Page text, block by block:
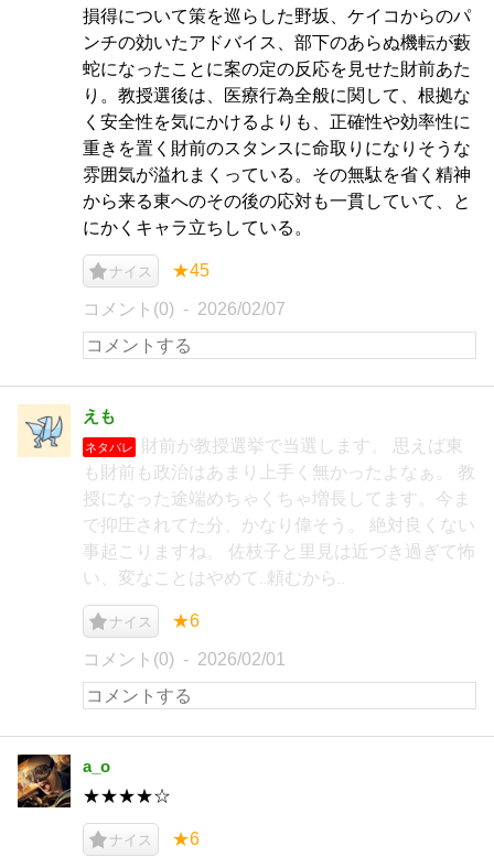
損得について策を巡らした野坂、ケイコからのパ
ンチの効いたアドバイス、部下のあらぬ機転が藪
蛇になったことに案の定の反応を見せた財前あた
り。教授選後は、医療行為全般に関して、根拠な
く安全性を気にかけるよりも、正確性や効率性に
重きを置く財前のスタンスに命取りになりそうな
雰囲気が溢れまくっている。その無駄を省く精神
から来る東へのその後の応対も一貫していて、と
にかくキャラ立ちしている。
ナイス ★45
コメント(0) 2026/02/07
えも
ネタバレ
財前が教授選挙で当選します。 思えば東
も財前も政治はあまり上手く無かったよなぁ。 教
授になった途端めちゃくちゃ増長してます。今ま
で抑圧されてた分、かなり偉そう。 絶対良くない
事起こりますね。 佐枝子と里見は近づき過ぎて怖
い、変なことはやめて‥頼むから‥
ナイス ★6
コメント(0) 2026/02/01
a_o
★★★★☆
ナイス ★6